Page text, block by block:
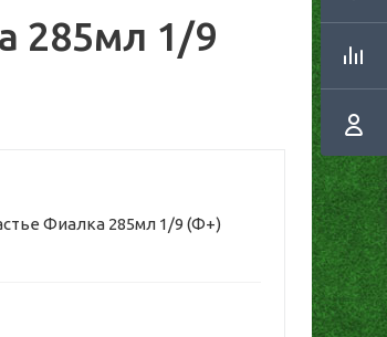
285мл 1/9
Фиалка 285мл 1/9 (Ф+)